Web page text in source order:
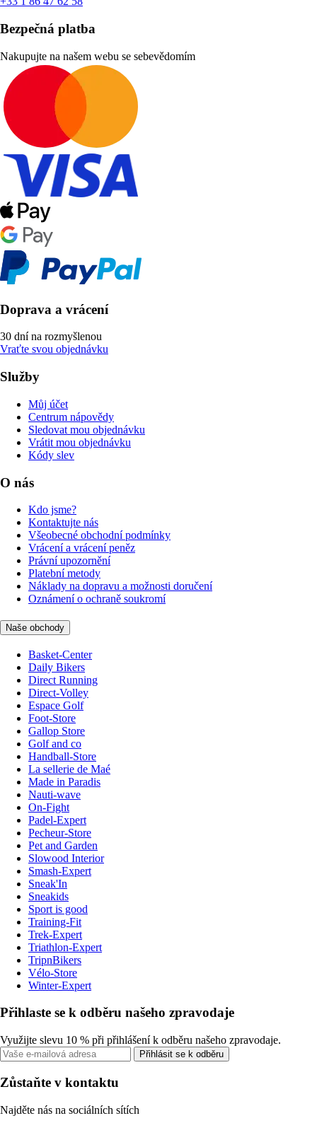
Bezpečná platba
Nakupujte na našem webu se sebevědomím
Doprava a vrácení
30 dní na rozmyšlenou
Vraťte svou objednávku
Služby
Můj účet
Centrum nápovědy
Sledovat mou objednávku
Vrátit mou objednávku
Kódy slev
O nás
Kdo jsme?
Kontaktujte nás
Všeobecné obchodní podmínky
Vrácení a vrácení peněz
Právní upozornění
Platební metody
Náklady na dopravu a možnosti doručení
Oznámení o ochraně soukromí
Naše obchody
Basket-Center
Daily Bikers
Direct Running
Direct-Volley
Espace Golf
Foot-Store
Gallop Store
Golf and co
Handball-Store
La sellerie de Maé
Made in Paradis
Nauti-wave
On-Fight
Padel-Expert
Pecheur-Store
Pet and Garden
Slowood Interior
Smash-Expert
Sneak'In
Sneakids
Sport is good
Training-Fit
Trek-Expert
Triathlon-Expert
TripnBikers
Vélo-Store
Winter-Expert
Přihlaste se k odběru našeho zpravodaje
Využijte slevu 10 % při přihlášení k odběru našeho zpravodaje.
Přihlásit se k odběru
Zůstaňte v kontaktu
Najděte nás na sociálních sítích